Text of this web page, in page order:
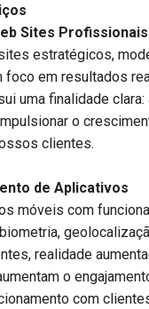
Sites Profissionais
estratégicos,
foco em resultados
uma finalidade
o
clientes.
de Aplicativos
móveis com
realidade
o
com